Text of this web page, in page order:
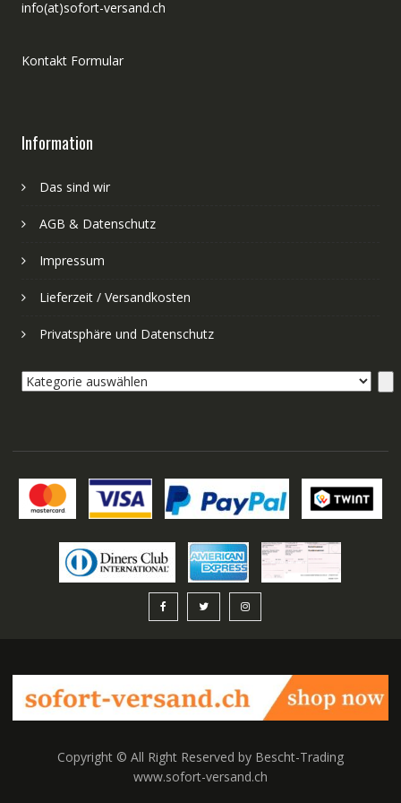
info(at)sofort-versand.ch
Kontakt Formular
Information
Das sind wir
AGB & Datenschutz
Impressum
Lieferzeit / Versandkosten
Privatsphäre und Datenschutz
Kategorie
Copyright © All Right Reserved by Bescht-Trading
www.sofort-versand.ch